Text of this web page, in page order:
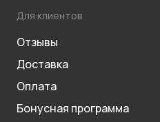
Для клиентов
Отзывы
Доставка
Оплата
Бонусная программа